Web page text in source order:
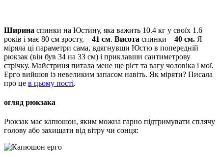
Ширина спинки на Юстину, яка важить 10.4 кг у своїх 1.6
років і має 80 см зросту, – 41 см. Висота спинки – 40 см. Я
міряла ці параметри сама, вдягнувши Юстю в попередній
рюкзак (він був 34 на 33 см) і приклавши сантиметрову
стрічку. Майстриня питала мене ще ріст та вагу чоловіка і мої.
Ерго вийшов із невеликим запасом навіть. Як міряти? Писала
про це в цьому пості.
огляд рюкзака
Рюкзак має капюшон, яким можна гарно підтримувати сплячу
голову або захищати від вітру чи сонця: